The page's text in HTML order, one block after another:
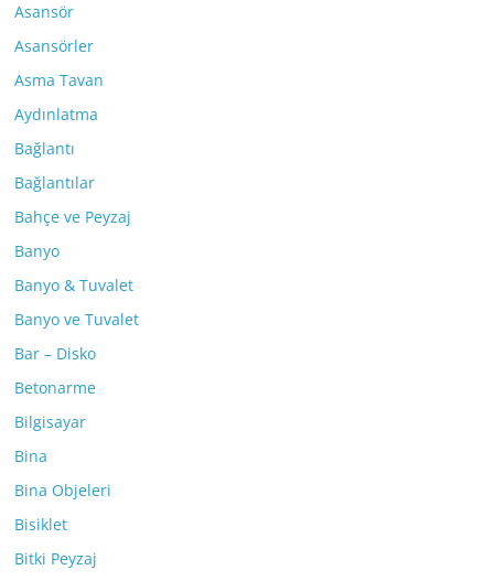
Asansör
Asansörler
Asma Tavan
Aydınlatma
Bağlantı
Bağlantılar
Bahçe ve Peyzaj
Banyo
Banyo & Tuvalet
Banyo ve Tuvalet
Bar – Disko
Betonarme
Bilgisayar
Bina
Bina Objeleri
Bisiklet
Bitki Peyzaj